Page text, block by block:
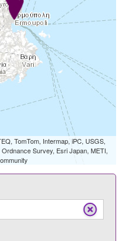
TomTom, Intermap, iPC, USGS,
Survey, Esri Japan, METI,